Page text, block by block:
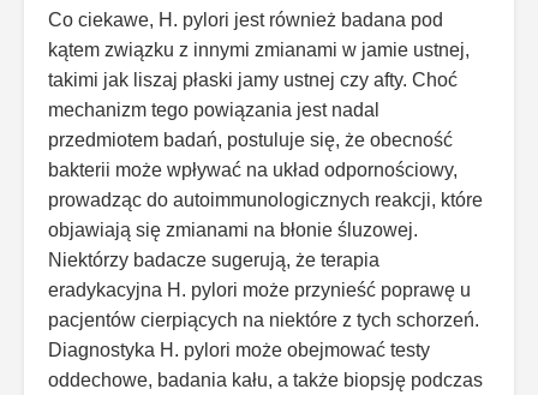
Co ciekawe, H. pylori jest również badana pod
kątem związku z innymi zmianami w jamie ustnej,
takimi jak liszaj płaski jamy ustnej czy afty. Choć
mechanizm tego powiązania jest nadal
przedmiotem badań, postuluje się, że obecność
bakterii może wpływać na układ odpornościowy,
prowadząc do autoimmunologicznych reakcji, które
objawiają się zmianami na błonie śluzowej.
Niektórzy badacze sugerują, że terapia
eradykacyjna H. pylori może przynieść poprawę u
pacjentów cierpiących na niektóre z tych schorzeń.
Diagnostyka H. pylori może obejmować testy
oddechowe, badania kału, a także biopsję podczas